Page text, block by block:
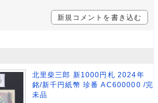
新規コメントを書き込む
北里柴三郎 新1000円札 2024年
銘/新千円紙幣 珍番 AC600000 /完
未品